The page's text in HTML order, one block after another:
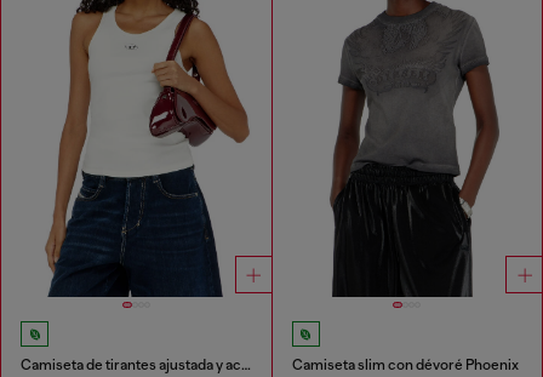
Camiseta de tirantes ajustada y acanalada con Óvalo D metálico Camiseta slim con dévoré Phoenix